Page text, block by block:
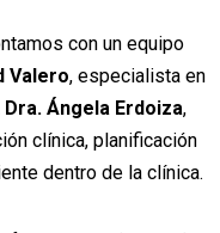
con un equipo
Valero, especialista en
Dra. Ángela Erdoiza,
clínica, planificación
dentro de la clínica.